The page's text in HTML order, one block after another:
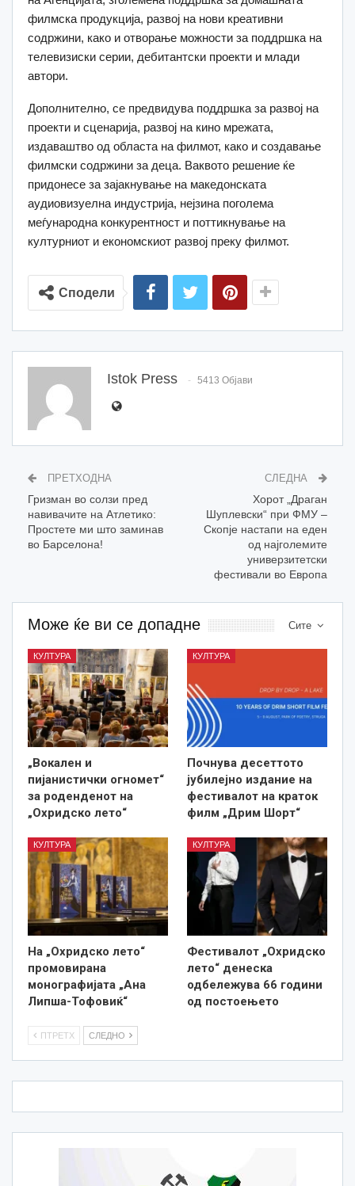
филмска продукција, развој на нови креативни
содржини, како и отворање можности за поддршка на
телевизиски серии, дебитантски проекти и млади
автори.
Дополнително, се предвидува поддршка за развој на
проекти и сценарија, развој на кино мрежата,
издаваштво од областа на филмот, како и создавање
филмски содржини за деца. Ваквото решение ќе
придонесе за зајакнување на македонската
аудиовизуелна индустрија, нејзина поголема
меѓународна конкурентност и поттикнување на
културниот и економскиот развој преку филмот.
Сподели
Istok Press 5413 Објави
ПРЕТХОДНА
Гризман во солзи пред
навивачите на Атлетико:
Простете ми што заминав
во Барселона!
СЛЕДНА
Хорот „Драган
Шуплевски“ при ФМУ –
Скопје настапи на еден
од најголемите
универзитетски
фестивали во Европа
Сите
Може ќе ви се допадне
КУЛТУРА
„Вокален и
пијанистички огномет“
за роденденот на
„Охридско лето“
КУЛТУРА
Почнува десеттото
јубилејно издание на
фестивалот на краток
филм „Дрим Шорт“
КУЛТУРА
На „Охридско лето“
промовирана
монографијата „Ана
Липша-Тофовиќ“
КУЛТУРА
Фестивалот „Охридско
лето“ денеска
одбележува 66 години
од постоењето
ПТРЕТХ СЛЕДНО